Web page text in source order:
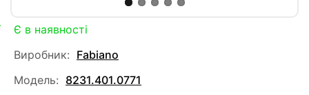
Є в наявності
Виробник: Fabiano
Модель: 8231.401.0771